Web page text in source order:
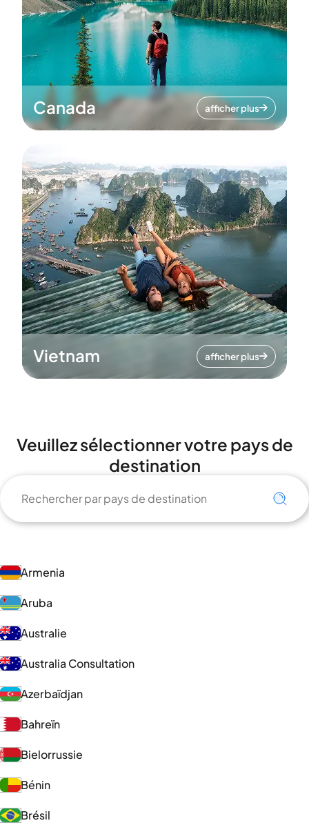
Canada afficher plus
Vietnam afficher plus
Veuillez sélectionner votre pays de
destination
Armenia
Aruba
Australie
Australia Consultation
Azerbaïdjan
Bahreïn
Bielorrussie
Bénin
Brésil